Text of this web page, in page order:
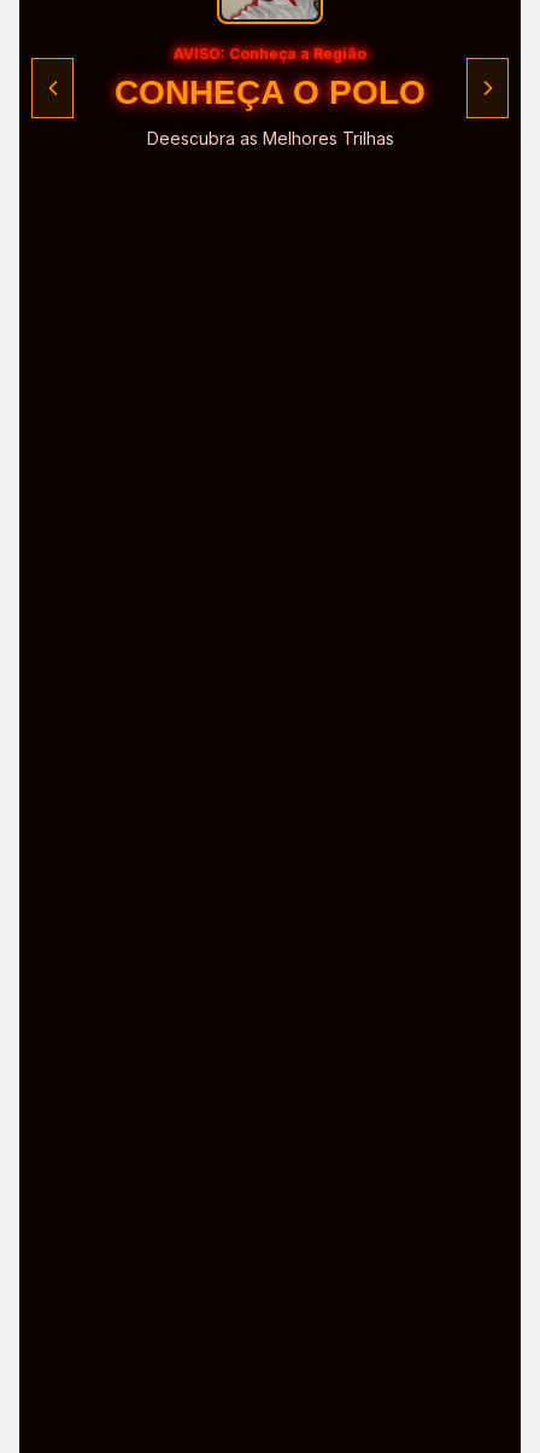
AVISO: Conheça a Região
CONHEÇA O POLO
Deescubra as Melhores Trilhas